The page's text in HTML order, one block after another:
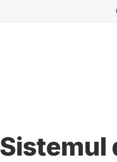
Sistemul